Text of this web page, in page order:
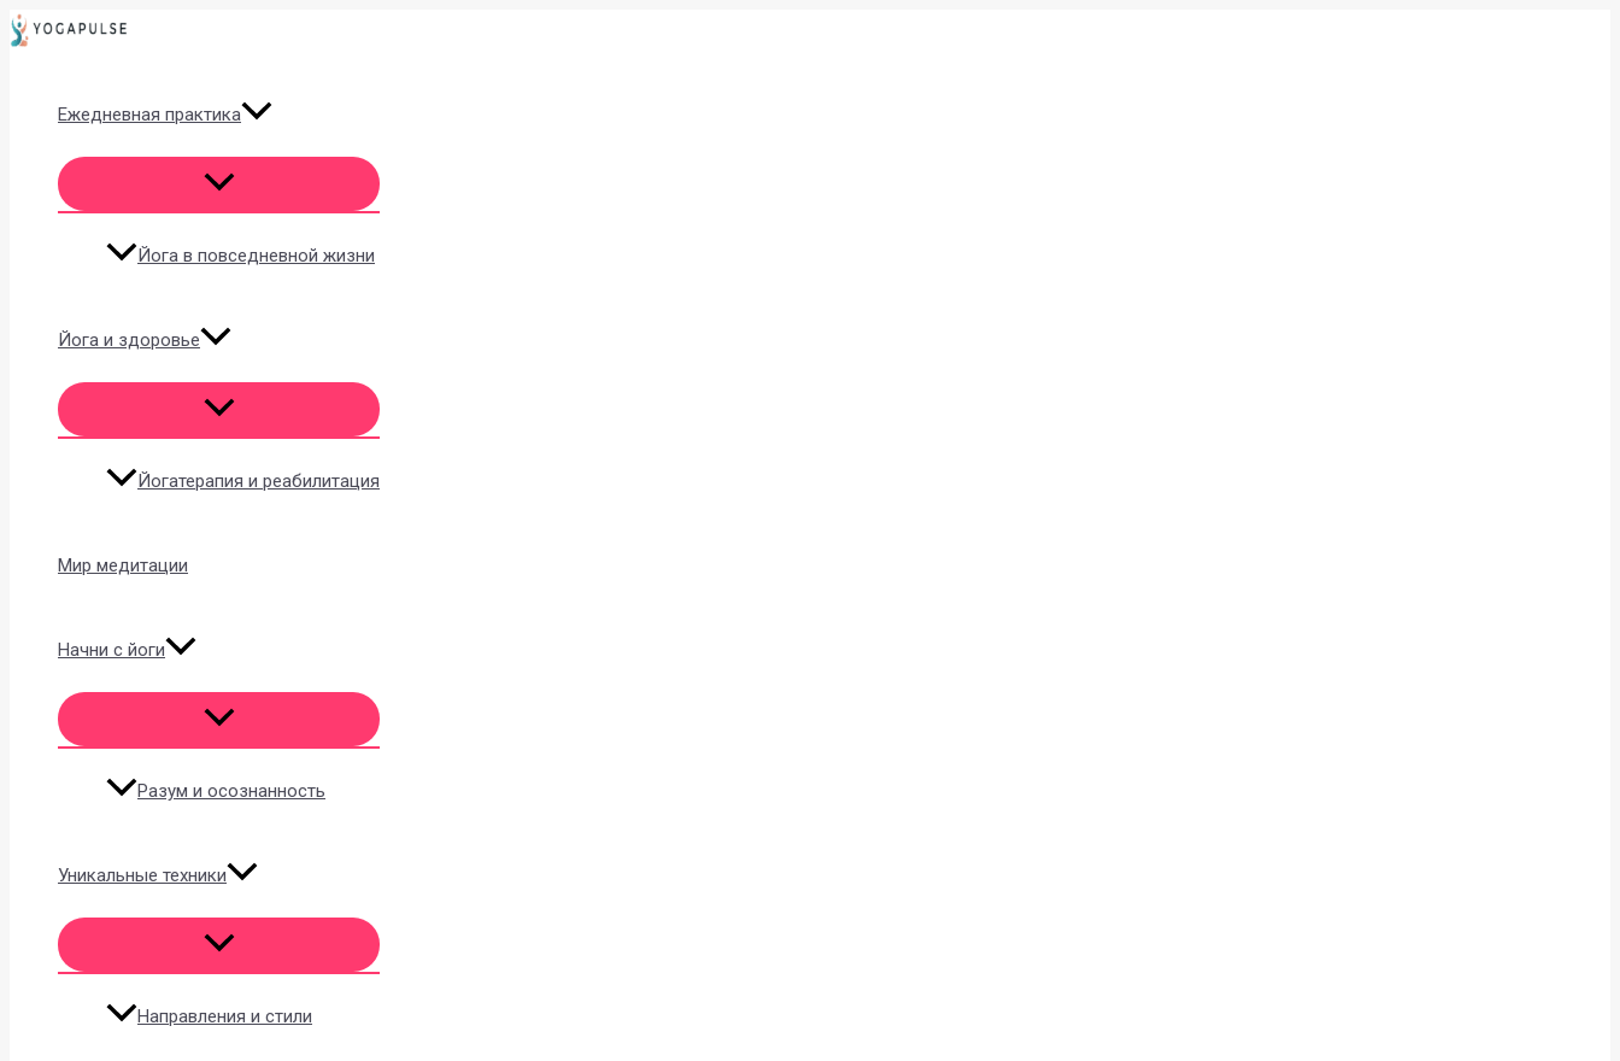
Перейти
к
Ежедневная практика
Йога в повседневной жизни
Йога и здоровье
Йогатерапия и реабилитация
Мир медитации
Начни с йоги
Разум и осознанность
Уникальные техники
Направления и стили